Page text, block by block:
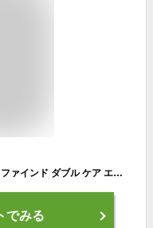
【SOHAIR】モロッコ アルガン オイル リファインド ダブル ケア エッセンス 50ml / 100ml 韓国 ヘアオイル トリートメント ヘア 髪の毛 サラサラ ヘアケア リンス
でみる